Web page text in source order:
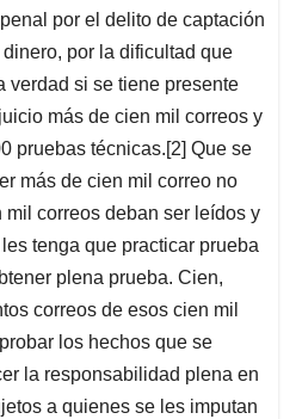
por el delito de captación
por la dificultad que
verdad si se tiene presente
más de cien mil correos y
pruebas técnicas.[2] Que se
más de cien mil correo no
correos deban ser leídos y
tenga que practicar prueba
plena prueba. Cien,
correos de esos cien mil
los hechos que se
la responsabilidad plena en
a quienes se les imputan